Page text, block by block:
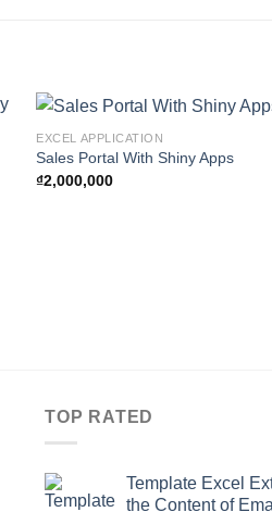
EXCEL APPLICATION
Sales Portal With Shiny Apps
₫2,000,000
TOP RATED
Template Excel
the Content of